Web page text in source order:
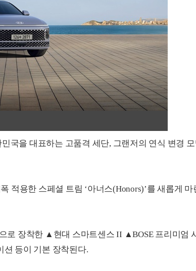
국을 대표하는 고품격 세단, 그랜저의 연식 변경 모
적용한 스페셜 트림 ‘아너스(Honors)’를 새롭게 마
로 장착한 ▲현대 스마트센스 II ▲BOSE 프리미엄
등이 기본 장착된다.